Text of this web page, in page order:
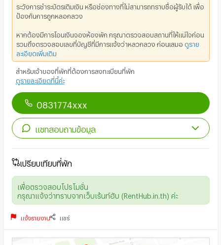
ระวังการชำระบัตรเติมเงิน หรือช่องทางที่ไม่สามารถทราบชื่อผู้รับได้ เพื่อ
ป้องกันการถูกหลอกลวง
หากต้องมีการโอนเงินจองห้องพัก กรุณาตรวจสอบสถานที่ให้แน่ใจก่อน
รวมถึงตรวจสอบเลขที่บัญชีที่มีการแจ้งว่าหลวกลวง ก่อนเสมอ ดูราย
ละเอียดเพิ่มเติม
สำหรับเจ้าของที่พักที่ต้องการลงทะเบียนที่พัก
ดูรายละเอียดที่นี้ค่ะ
0831774xxx
แชทสอบถามข้อมูล
เปรียบเทียบที่พัก
เพื่อตรวจสอบโปรโมชั่น
กรุณาแจ้งว่าทราบจากเว็บเร้นท์ฮับ (RentHub.in.th) ค่ะ
แจ้งรายงาน แชร์